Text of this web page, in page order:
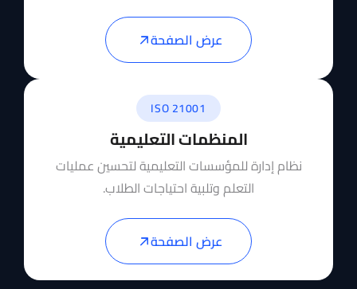
عرض الصفحة
ISO 21001
المنظمات التعليمية
نظام إدارة للمؤسسات التعليمية لتحسين عمليات
التعلم وتلبية احتياجات الطلاب.
عرض الصفحة